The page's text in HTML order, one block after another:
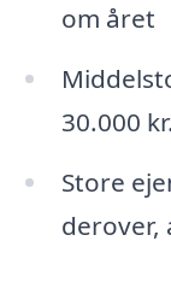
om året
30.000
Store